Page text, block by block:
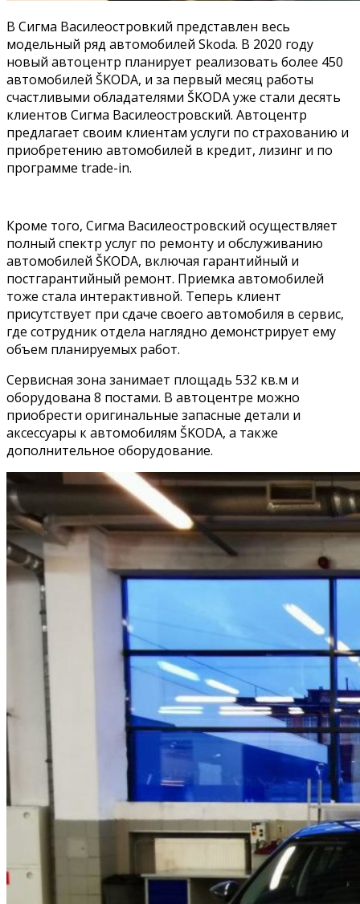
В Сигма Василеостровкий представлен весь
модельный ряд автомобилей Skoda. В 2020 году
новый автоцентр планирует реализовать более 450
автомобилей ŠKODA, и за первый месяц работы
счастливыми обладателями ŠKODA уже стали десять
клиентов Сигма Василеостровский. Автоцентр
предлагает своим клиентам услуги по страхованию и
приобретению автомобилей в кредит, лизинг и по
программе trade-in.
Кроме того, Сигма Василеостровский осуществляет
полный спектр услуг по ремонту и обслуживанию
автомобилей ŠKODA, включая гарантийный и
постгарантийный ремонт. Приемка автомобилей
тоже стала интерактивной. Теперь клиент
присутствует при сдаче своего автомобиля в сервис,
где сотрудник отдела наглядно демонстрирует ему
объем планируемых работ.
Сервисная зона занимает площадь 532 кв.м и
оборудована 8 постами. В автоцентре можно
приобрести оригинальные запасные детали и
аксессуары к автомобилям ŠKODA, а также
дополнительное оборудование.